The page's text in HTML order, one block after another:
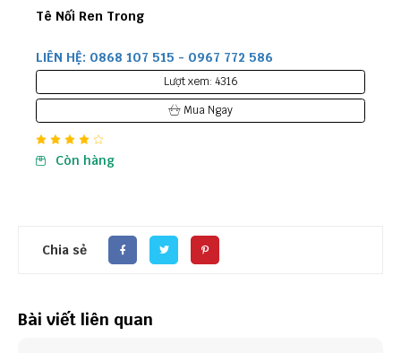
Tê Nối Ren Trong
LIÊN HỆ: 0868 107 515 - 0967 772 586
Lượt xem: 4316
Mua Ngay
Còn hàng
Chia sẻ
Bài viết liên quan